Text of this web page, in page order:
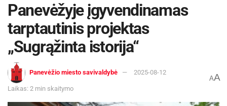
Panevėžyje įgyvendinamas
tarptautinis projektas
„Sugrąžinta istorija“
Panevėžio miesto savivaldybė 2025-08-12
Laikas: 2 min skaitymo
AA